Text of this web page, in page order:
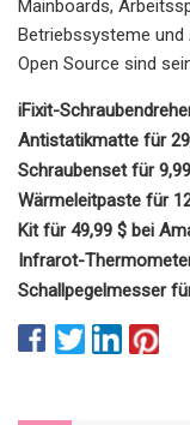
Mainboards,
Betriebssysteme
Open Source sind
iFixit-
Antistatikmatte für
Schraubenset für
Wärmeleitpaste für
Kit für 49,99 $ bei
Infrarot-
Schallpegelmesser